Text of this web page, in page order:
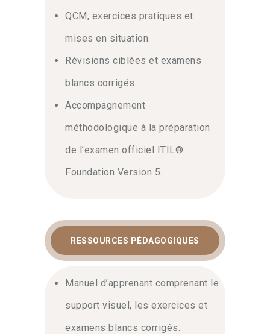
QCM, exercices pratiques et
mises en situation.
Révisions ciblées et examens
blancs corrigés.
Accompagnement
méthodologique à la préparation
de l’examen officiel ITIL®
Foundation Version 5.
RESSOURCES PÉDAGOGIQUES
Manuel d’apprenant comprenant le
support visuel, les exercices et
examens blancs corrigés.